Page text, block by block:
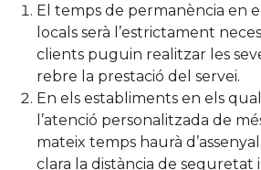
El temps de permanència en
locals serà l’estrictament
clients puguin realitzar les
rebre la prestació del servei.
En els establiments en els
l’atenció personalitzada de
mateix temps haurà
clara la distància de seguretat